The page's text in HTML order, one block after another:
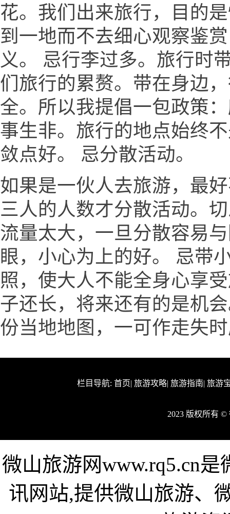
花。我们出来旅行，目的
到一地而不去细心观察鉴
义。 忌行李过多。旅行时
们旅行的累赘。带在身边
全。所以我提倡一包政策
事生非。旅行的地点始终
敛点好。 忌分散活动。
如果是一伙人去旅游，最
三人的人数才分散活动。
流量太大，一旦分散容易
眼，小心为上的好。 忌带
照，使大人不能全身心享
子还长，将来还有的是机
份当地地图，一可作走失
栏目导航: 首页| 旅游攻略| 旅游指南| 旅游
2023 版权所有
微山旅游网www.rq5.cn
讯网站,提供微山旅游、